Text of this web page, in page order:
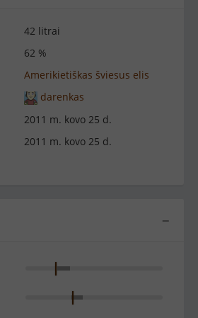
42 litrai
62 %
Amerikietiškas šviesus elis
darenkas
2011 m. kovo 25 d.
2011 m. kovo 25 d.
−